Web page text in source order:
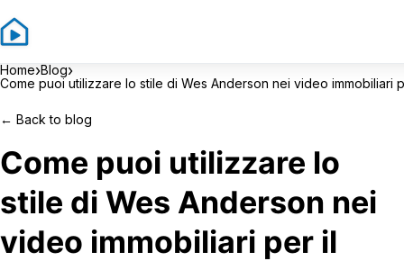
Home›Blog›
Come puoi utilizzare lo stile di Wes Anderson nei video immobiliari
← Back to blog
Come puoi utilizzare lo
stile di Wes Anderson nei
video immobiliari per il